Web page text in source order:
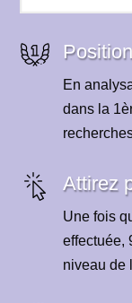
En
dans la
Attirez
Une fois
effectuée,
niveau de